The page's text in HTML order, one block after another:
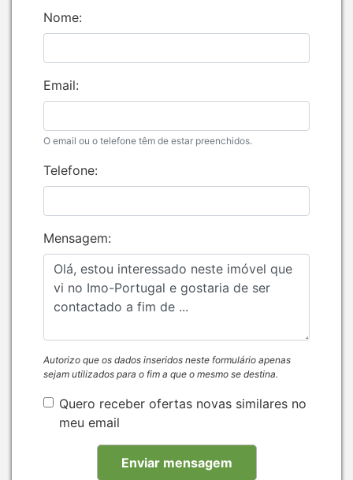
Nome:
Email:
O email ou o telefone têm de estar preenchidos.
Telefone:
Mensagem:
Autorizo que os dados inseridos neste formulário apenas
sejam utilizados para o fim a que o mesmo se destina.
Quero receber ofertas novas similares no
meu email